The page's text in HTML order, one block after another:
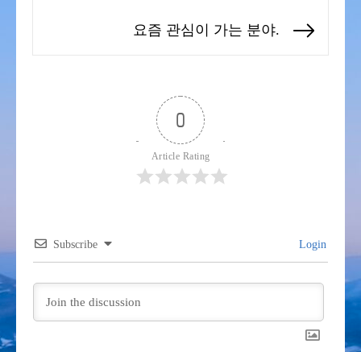
요즘 관심이 가는 분야.
0
Article Rating
Subscribe Login